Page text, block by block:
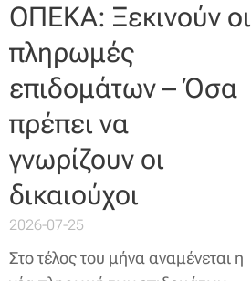
ΟΠΕΚΑ: Ξεκινούν οι
πληρωμές
επιδομάτων – Όσα
πρέπει να
γνωρίζουν οι
δικαιούχοι
2026-07-25
Στο τέλος του μήνα αναμένεται η